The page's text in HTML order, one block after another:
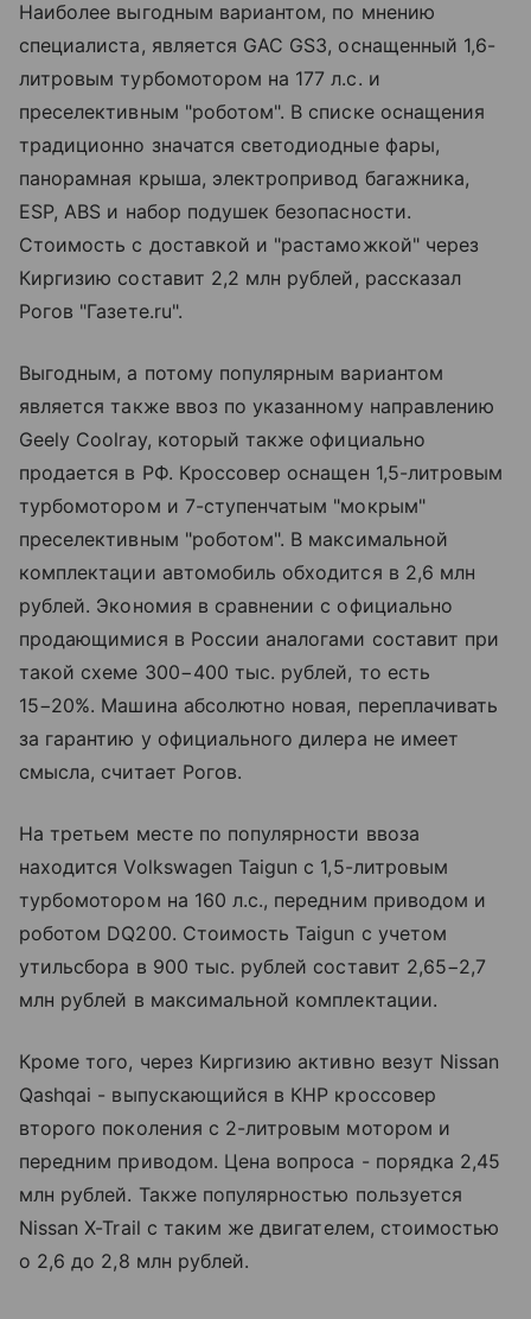
Наиболее выгодным вариантом, по мнению
специалиста, является GAC GS3, оснащенный 1,6-
литровым турбомотором на 177 л.с. и
преселективным "роботом". В списке оснащения
традиционно значатся светодиодные фары,
панорамная крыша, электропривод багажника,
ESP, ABS и набор подушек безопасности.
Стоимость с доставкой и "растаможкой" через
Киргизию составит 2,2 млн рублей, рассказал
Рогов "Газете.ru".
Выгодным, а потому популярным вариантом
является также ввоз по указанному направлению
Geely Coolray, который также официально
продается в РФ. Кроссовер оснащен 1,5-литровым
турбомотором и 7-ступенчатым "мокрым"
преселективным "роботом". В максимальной
комплектации автомобиль обходится в 2,6 млн
рублей. Экономия в сравнении с официально
продающимися в России аналогами составит при
такой схеме 300−400 тыс. рублей, то есть
15−20%. Машина абсолютно новая, переплачивать
за гарантию у официального дилера не имеет
смысла, считает Рогов.
На третьем месте по популярности ввоза
находится Volkswagen Taigun с 1,5-литровым
турбомотором на 160 л.с., передним приводом и
роботом DQ200. Стоимость Taigun с учетом
утильсбора в 900 тыс. рублей составит 2,65−2,7
млн рублей в максимальной комплектации.
Кроме того, через Киргизию активно везут Nissan
Qashqai - выпускающийся в КНР кроссовер
второго поколения с 2-литровым мотором и
передним приводом. Цена вопроса - порядка 2,45
млн рублей. Также популярностью пользуется
Nissan X-Trail с таким же двигателем, стоимостью
о 2,6 до 2,8 млн рублей.